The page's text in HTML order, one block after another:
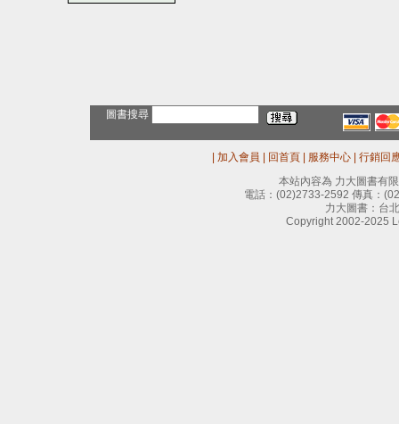
圖書搜尋
加入會員 回首頁 服務中心
行銷回
本站內容為 力大圖書有
電話： (02)2733-2592 傳真：
力大圖書：台
Copyright 2002-2025